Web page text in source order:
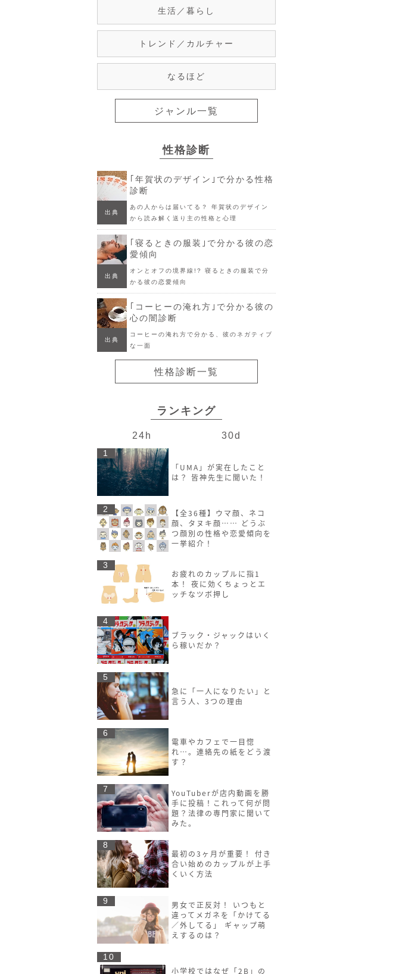
生活／暮らし
トレンド／カルチャー
なるほど
ジャンル一覧
性格診断
｢年賀状のデザイン｣で分かる性格
診断
出典
あの人からは届いてる？ 年賀状のデザイン
から読み解く送り主の性格と心理
｢寝るときの服装｣で分かる彼の恋
愛傾向
出典
オンとオフの境界線!? 寝るときの服装で分
かる彼の恋愛傾向
｢コーヒーの淹れ方｣で分かる彼の
心の闇診断
出典
コーヒーの淹れ方で分かる、彼のネガティブ
な一面
性格診断一覧
ランキング
24h 30d
1
「UMA」が実在したこと
は？ 皆神先生に聞いた！
2
【全36種】ウマ顔、ネコ
顔、タヌキ顔…… どうぶ
つ顔別の性格や恋愛傾向を
一挙紹介！
3
お疲れのカップルに指1
本！ 夜に効くちょっとエ
ッチなツボ押し
4
ブラック・ジャックはいく
ら稼いだか？
5
急に「一人になりたい」と
言う人、3つの理由
6
電車やカフェで一目惚
れ…。連絡先の紙をどう渡
す？
7
YouTuberが店内動画を勝
手に投稿！これって何が問
題？法律の専門家に聞いて
みた。
8
最初の3ヶ月が重要！ 付き
合い始めのカップルが上手
くいく方法
9
男女で正反対！ いつもと
違ってメガネを「かけてる
／外してる」 ギャップ萌
えするのは？
10
小学校ではなぜ「2B」の